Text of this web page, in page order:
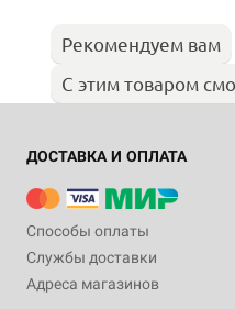
Рекомендуем вам
С этим товаром
ДОСТАВКА И ОПЛАТА
Способы оплаты
Службы доставки
Адреса магазинов